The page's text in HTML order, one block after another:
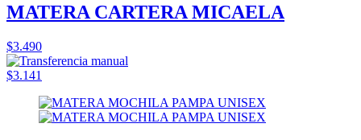
MATERA CARTERA MICAELA
$3.490
$3.141